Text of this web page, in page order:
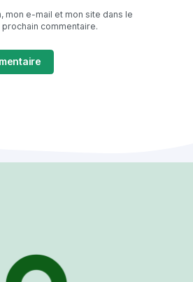
mon e-mail et mon site dans le
commentaire.